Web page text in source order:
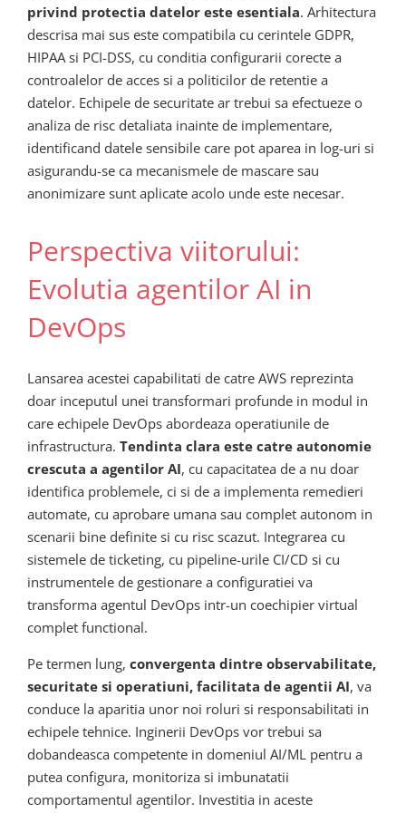
privind protectia datelor este esentiala. Arhitectura
descrisa mai sus este compatibila cu cerintele GDPR,
HIPAA si PCI-DSS, cu conditia configurarii corecte a
controalelor de acces si a politicilor de retentie a
datelor. Echipele de securitate ar trebui sa efectueze o
analiza de risc detaliata inainte de implementare,
identificand datele sensibile care pot aparea in log-uri si
asigurandu-se ca mecanismele de mascare sau
anonimizare sunt aplicate acolo unde este necesar.
Perspectiva viitorului:
Evolutia agentilor AI in
DevOps
Lansarea acestei capabilitati de catre AWS reprezinta
doar inceputul unei transformari profunde in modul in
care echipele DevOps abordeaza operatiunile de
infrastructura. Tendinta clara este catre autonomie
crescuta a agentilor AI, cu capacitatea de a nu doar
identifica problemele, ci si de a implementa remedieri
automate, cu aprobare umana sau complet autonom in
scenarii bine definite si cu risc scazut. Integrarea cu
sistemele de ticketing, cu pipeline-urile CI/CD si cu
instrumentele de gestionare a configuratiei va
transforma agentul DevOps intr-un coechipier virtual
complet functional.
Pe termen lung, convergenta dintre observabilitate,
securitate si operatiuni, facilitata de agentii AI, va
conduce la aparitia unor noi roluri si responsabilitati in
echipele tehnice. Inginerii DevOps vor trebui sa
dobandeasca competente in domeniul AI/ML pentru a
putea configura, monitoriza si imbunatatii
comportamentul agentilor. Investitia in aceste